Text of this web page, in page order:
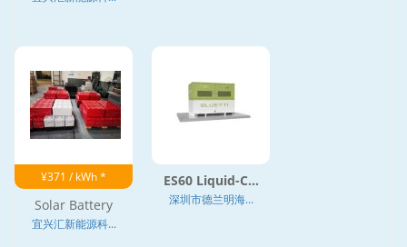
¥371 / kWh *
Solar Battery
宜兴汇新能源科...
ES60 Liquid-C...
深圳市德兰明海...